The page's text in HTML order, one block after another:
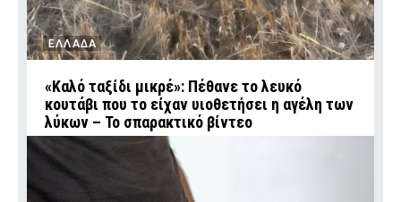
ΕΛΛΑΔΑ
«Καλό ταξίδι μικρέ»: Πέθανε το λευκό
κουτάβι που το είχαν υιοθετήσει η αγέλη των
λύκων – Το σπαρακτικό βίντεο